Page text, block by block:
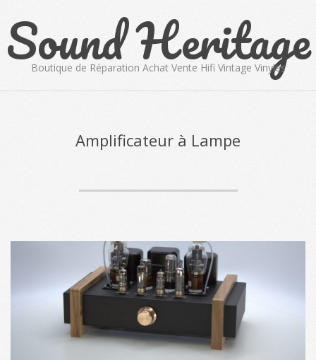
content
Sound Heritage
Boutique de Réparation Achat Vente Hifi Vintage Vinyles
Amplificateur à Lampe